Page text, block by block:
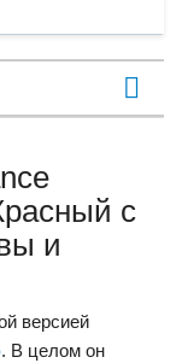
с
и
версией
. В целом он